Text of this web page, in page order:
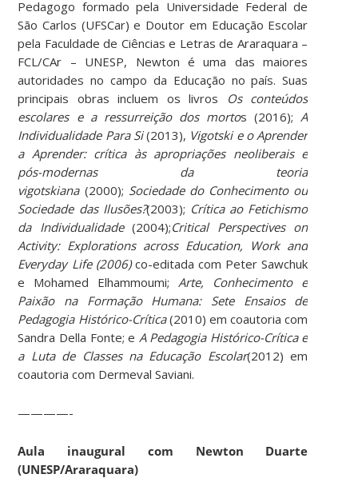
Pedagogo formado pela Universidade Federal de
São Carlos (UFSCar) e Doutor em Educação Escolar
pela Faculdade de Ciências e Letras de Araraquara –
FCL/CAr – UNESP, Newton é uma das maiores
autoridades no campo da Educação no país. Suas
principais obras incluem os livros
Os conteúdos
escolares e a ressurreição dos mortos (2016); A
Individualidade Para Si(2013), Vigotski e o Aprender
a Aprender: crítica às apropriações neoliberais e
pós-modernas da teoria
vigotskiana(2000); Sociedade do Conhecimento ou
Sociedade das Ilusões?(2003); Crítica ao Fetichismo
da Individualidade(2004);Critical Perspectives on
Activity: Explorations across Education, Work and
Everyday Life (2006)co-editada com Peter Sawchuk
e Mohamed Elhammoumi; Arte, Conhecimento e
Paixão na Formação Humana: Sete Ensaios de
Pedagogia Histórico-Crítica(2010) em coautoria com
Sandra Della Fonte; e A Pedagogia Histórico-Crítica e
a Luta de Classes na Educação Escolar(2012) em
coautoria com Dermeval Saviani.
————-
Aula inaugural com Newton Duarte
(UNESP/Araraquara)